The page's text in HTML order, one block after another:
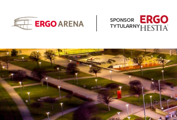
SPONSOR
TYTULARNY